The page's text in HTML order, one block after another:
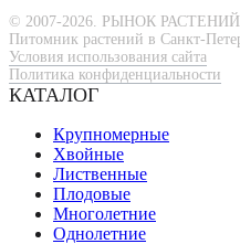
© 2007-2026. РЫНОК
Питомник растений в Санкт-
Условия использования сайта
Политика конфиденциальности
КАТАЛОГ
Крупномерные
Хвойные
Лиственные
Плодовые
Многолетние
Однолетние